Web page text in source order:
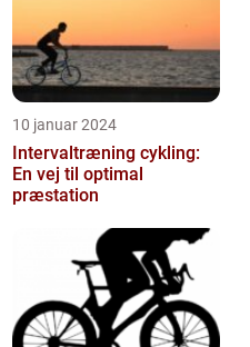
10 januar 2024
Intervaltræning cykling:
En vej til optimal
præstation